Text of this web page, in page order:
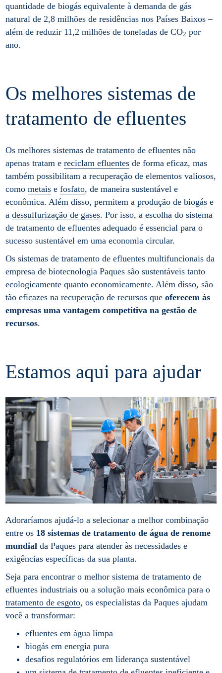
quantidade de biogás equivalente à demanda de gás
natural de 2,8 milhões de residências nos Países Baixos –
além de reduzir 11,2 milhões de toneladas de CO2 por
ano.
Os melhores sistemas de
tratamento de efluentes
Os melhores sistemas de tratamento de efluentes não
apenas tratam ereciclam efluentes de forma eficaz, mas
também possibilitam a recuperação de elementos valiosos,
comometais efosfato, de maneira sustentável e
econômica. Além disso, permitem aprodução de biogás e
adessulfurização de gases. Por isso, a escolha do sistema
de tratamento de efluentes adequado é essencial para o
sucesso sustentável em uma economia circular.
Os sistemas de tratamento de efluentes multifuncionais da
empresa de biotecnologia Paques são sustentáveis tanto
ecologicamente quanto economicamente. Além disso, são
tão eficazes na recuperação de recursos queoferecem às
empresas uma vantagem competitiva na gestão de
recursos.
Estamos aqui para ajudar
Adoraríamos ajudá-lo a selecionar a melhor combinação
entre os 18 sistemas de tratamento de água de renome
mundial da Paques para atender às necessidades e
exigências específicas da sua planta.
Seja para encontrar o melhor sistema de tratamento de
efluentes industriais ou a solução mais econômica para o
tratamento de esgoto, os especialistas da Paques ajudam
você a transformar:
efluentes em água limpa
biogás em energia pura
desafios regulatórios em liderança sustentável